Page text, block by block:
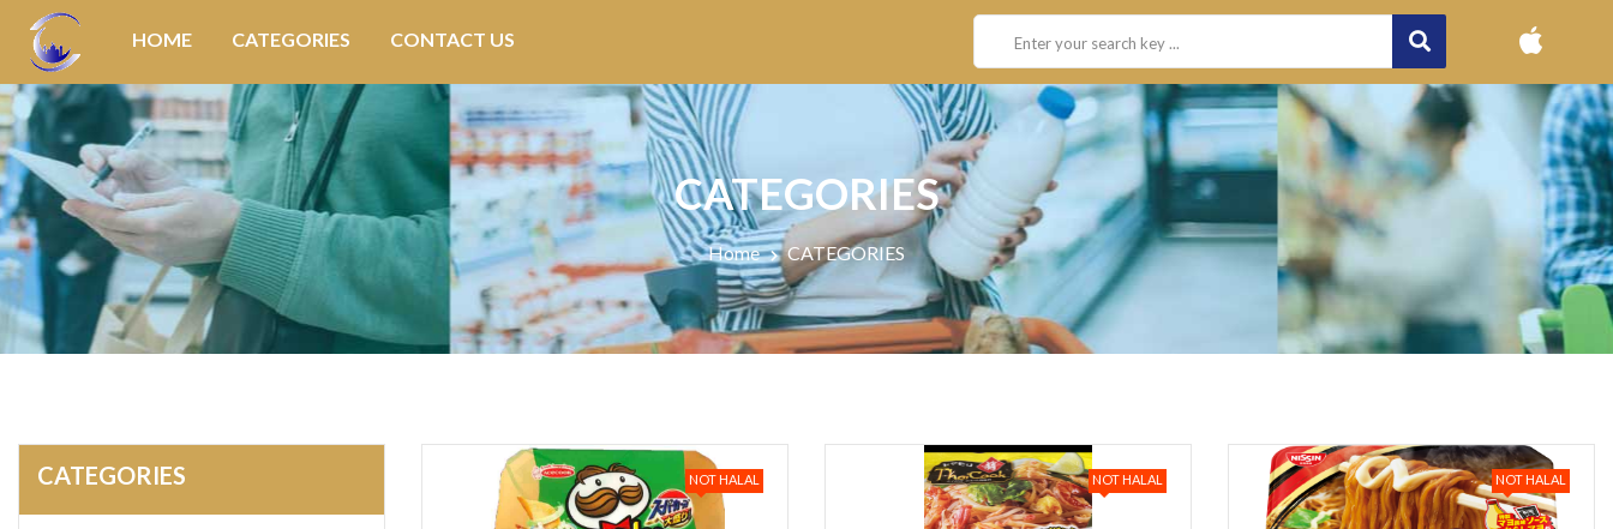
HOME CATEGORIES CONTACT US
CATEGORIES
Home CATEGORIES
CATEGORIES NOT HALAL NOT HALAL NOT HALAL